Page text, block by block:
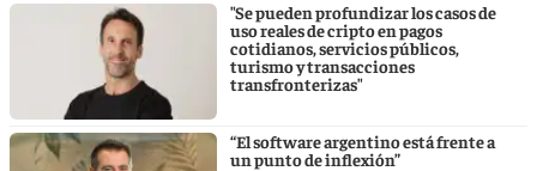
"Se pueden profundizar los casos de
uso reales de cripto en pagos
cotidianos, servicios públicos,
turismo y transacciones
transfronterizas"
“El software argentino está frente a
un punto de inflexión”